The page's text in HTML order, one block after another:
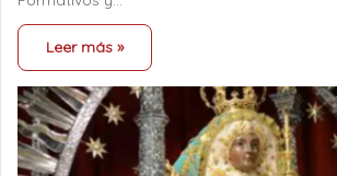
Leer más »